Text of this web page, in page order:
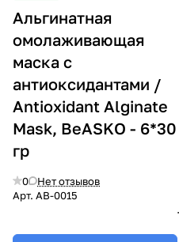
Альгинатная
омолаживающая
маска с
антиоксидантами /
Antioxidant Alginate
Mask, BeASKO - 6*30
гр
0
Нет отзывов
Арт. AB-0015